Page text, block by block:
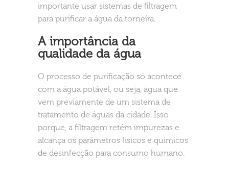
importante usar sistemas de filtragem
para purificar a água da torneira.
A importância da
qualidade da água
O processo de purificação só acontece
com a água potável, ou seja, água que
vem previamente de um sistema de
tratamento de águas da cidade. Isso
porque, a filtragem retém impurezas e
alcança os parâmetros físicos e químicos
de desinfecção para consumo humano.